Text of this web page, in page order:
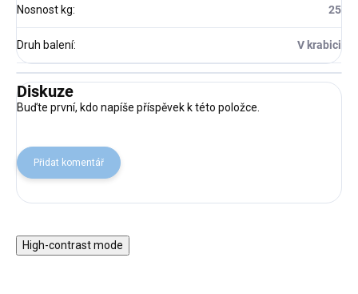
Nosnost kg: 25
Druh balení: V krabici
Diskuze
Buďte první, kdo napíše příspěvek k této položce.
Přidat komentář
High-contrast mode